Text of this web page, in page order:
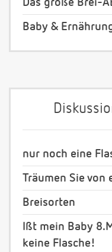
Das große Brei-
Baby &
nur noch eine
Träumen Sie von
Breisorten
Ißt mein Baby
keine Flasche!